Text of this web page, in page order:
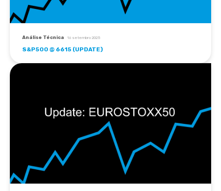
Análise Técnica 16 setembro 2025
S&P500 @ 6615 (UPDATE)